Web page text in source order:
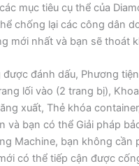
mục tiêu cụ thể của
chống lại các công dân
mới nhất và bạn sẽ thoát
được đánh dấu, Phương
lối vào (2 trang bị),
xuất, Thẻ khóa
và bạn có thể Giải pháp
Machine, bạn không cần
có thể tiếp cận được